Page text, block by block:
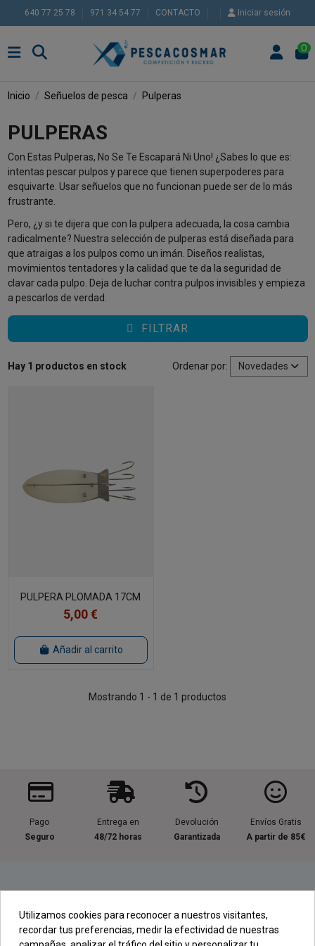
640 77 25 78 971 34 54 77 CONTACTO Iniciar sesión
0
Inicio Señuelos de pesca Pulperas
PULPERAS
Con Estas Pulperas, No Se Te Escapará Ni Uno! ¿Sabes lo que es:
intentas pescar pulpos y parece que tienen superpoderes para
esquivarte. Usar señuelos que no funcionan puede ser de lo más
frustrante.
Pero, ¿y si te dijera que con la pulpera adecuada, la cosa cambia
radicalmente? Nuestra selección de pulperas está diseñada para
que atraigas a los pulpos como un imán. Diseños realistas,
movimientos tentadores y la calidad que te da la seguridad de
clavar cada pulpo. Deja de luchar contra pulpos invisibles y empieza
a pescarlos de verdad.
FILTRAR
Hay 1 productos en stock Ordenar por: Novedades
PULPERA PLOMADA 17CM
5,00 €
Añadir al carrito
Mostrando 1 - 1 de 1 productos
Pago
Seguro
Entrega en
48/72 horas
Devolución
Garantizada
Envíos Gratis
A partir de 85€
Contacta con nosotros
Utilizamos cookies para reconocer a nuestros visitantes,
recordar tus preferencias, medir la efectividad de nuestras